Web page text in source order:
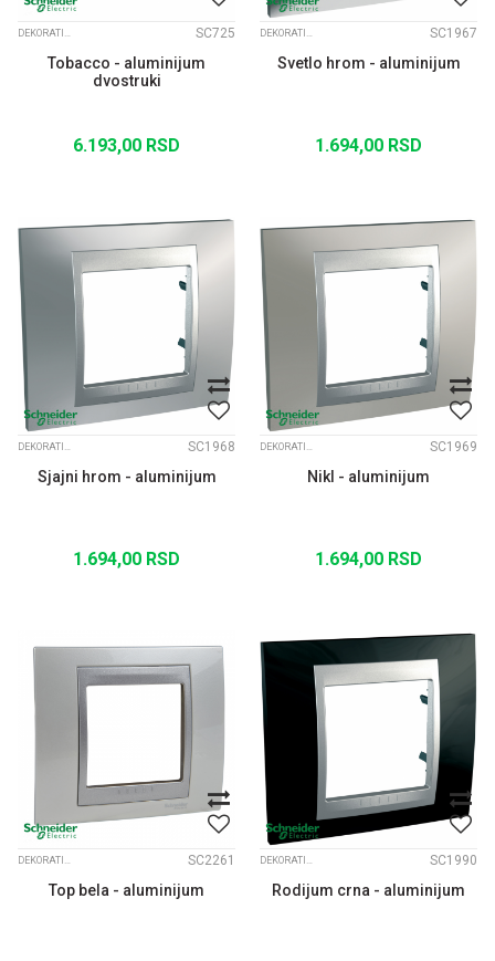
DEKORATIVNI RAMOVI UNICA TOP ALUM. MEDJURAM SC725
Tobacco - aluminijum
dvostruki
6.193,00 RSD
DEKORATIVNI RAMOVI UNICA TOP ALUM. MEDJURAM SC1967
Svetlo hrom - aluminijum
1.694,00 RSD
DEKORATIVNI RAMOVI UNICA TOP ALUM. MEDJURAM SC1968
Sjajni hrom - aluminijum
1.694,00 RSD
DEKORATIVNI RAMOVI UNICA TOP ALUM. MEDJURAM SC1969
Nikl - aluminijum
1.694,00 RSD
DEKORATIVNI RAMOVI UNICA TOP ALUM. MEDJURAM SC2261
Top bela - aluminijum
DEKORATIVNI RAMOVI UNICA TOP ALUM. MEDJURAM SC1990
Rodijum crna - aluminijum